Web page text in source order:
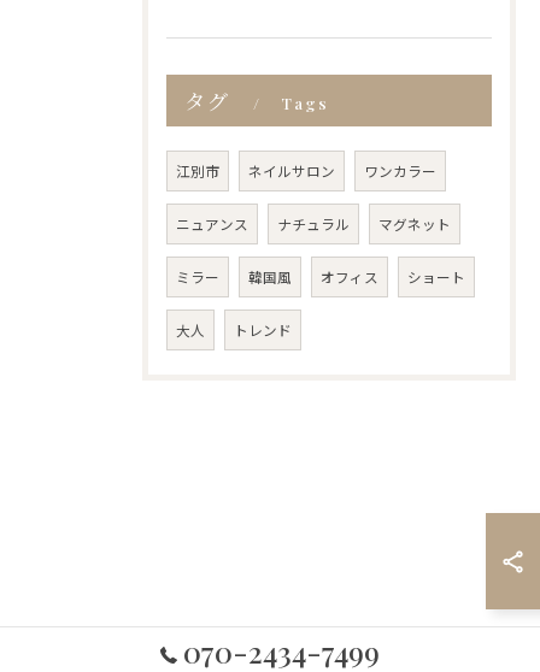
タグ Tags
江別市 ネイルサロン ワンカラー
ニュアンス ナチュラル マグネット
ミラー 韓国風 オフィス ショート
大人 トレンド
070-2434-7499